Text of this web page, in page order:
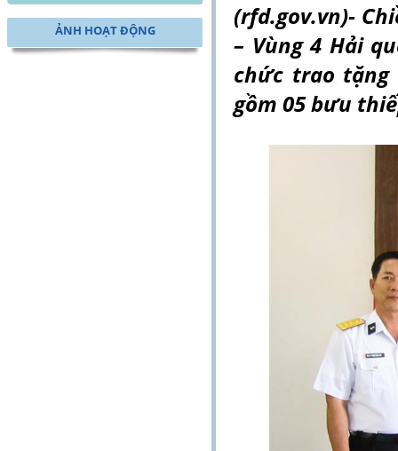
ẢNH HOẠT ĐỘNG
(rfd.gov.vn)-
– Vùng 4 Hải
chức trao tặng
gồm 05 bưu